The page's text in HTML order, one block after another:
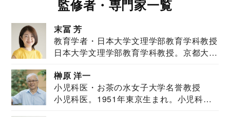
監修者・専門家一覧
末冨 芳
教育学者・日本大学文理学部教育学科教授
日本大学文理学部教育学科教授。京都大学
榊原 洋一
小児科医・お茶の水女子大学名誉教授
小児科医。1951年東京生まれ。小児科